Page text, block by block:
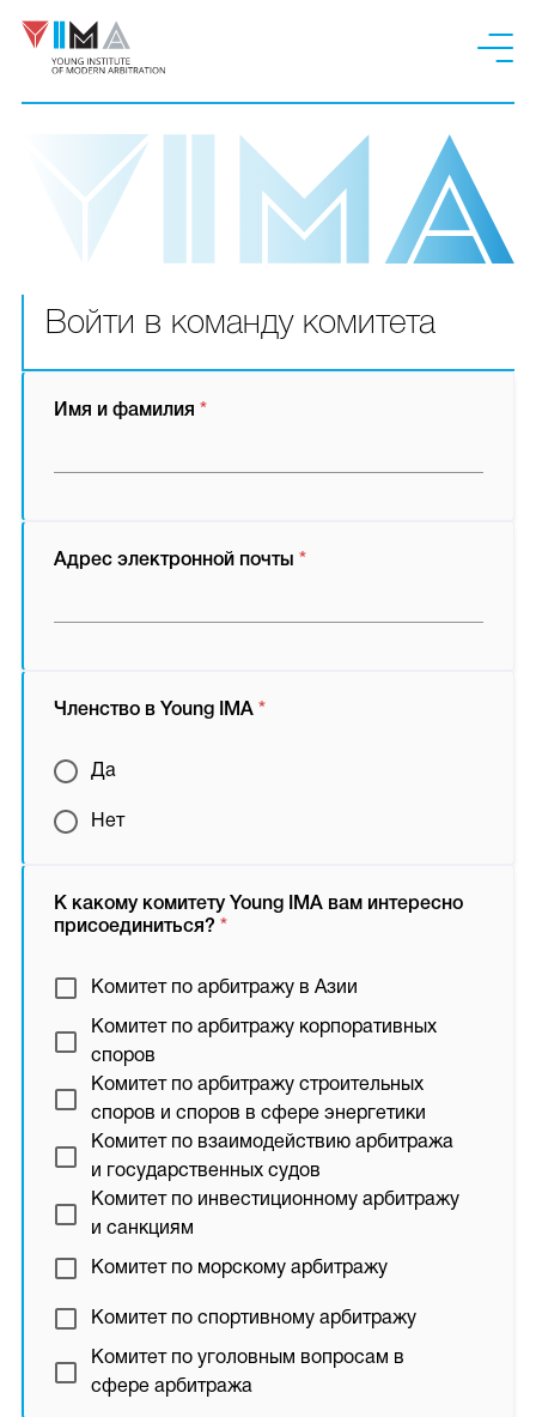
Войти в команду комитета
Имя и фамилия *
Адрес электронной почты *
Членство в Young IMA *
Да
Нет
К какому комитету Young IMA вам интересно
присоединиться? *
Комитет по арбитражу в Азии
Комитет по арбитражу корпоративных
споров
Комитет по арбитражу строительных
споров и споров в сфере энергетики
Комитет по взаимодействию арбитража
и государственных судов
Комитет по инвестиционному арбитражу
и санкциям
Комитет по морскому арбитражу
Комитет по спортивному арбитражу
Комитет по уголовным вопросам в
сфере арбитража